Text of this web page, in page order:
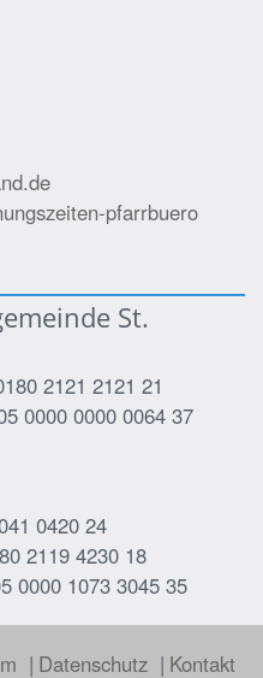
pfarrbuero
St.
2121 2121 21
0000 0000 0064 37
0420 24
2119 4230 18
0000 1073 3045 35
Datenschutz Kontakt